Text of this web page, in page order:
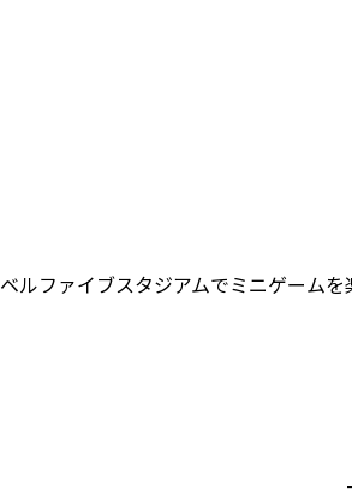
ファイブスタジアムでミニゲームを